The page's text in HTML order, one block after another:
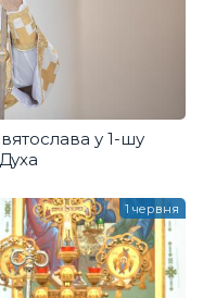
у 1-шу
1 червня